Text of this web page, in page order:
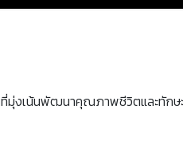
ที่มุ่งเน้นพัฒนาคุณภาพชีวิตและทั